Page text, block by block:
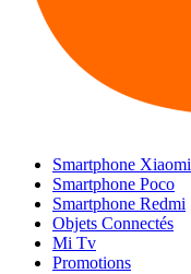
Smartphone Xiaomi
Smartphone Poco
Smartphone Redmi
Objets Connectés
Mi Tv
Promotions